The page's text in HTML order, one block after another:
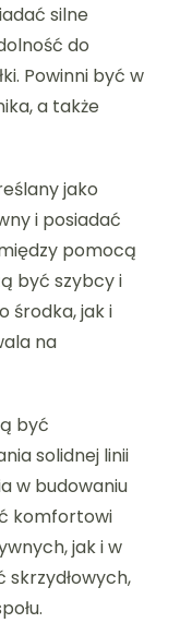
silne
do
Powinni być w
a także
jako
i posiadać
pomocą
być szybcy i
środka, jak i
na
być
solidnej linii
w budowaniu
komfortowi
jak i w